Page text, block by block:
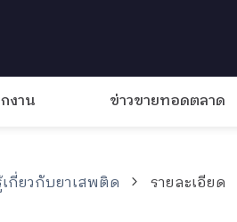
งาน ข่าวขายทอดตลาด
กี่ยวกับยาเสพติด รายละเอียด